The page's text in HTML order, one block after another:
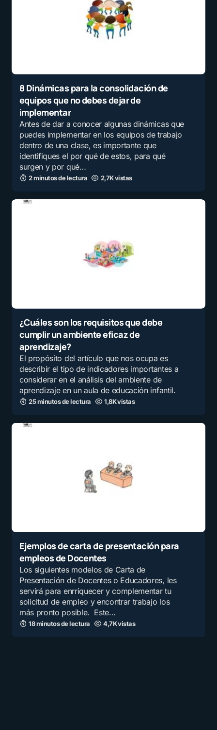
8 Dinámicas para la consolidación de
equipos que no debes dejar de
implementar
Antes de dar a conocer algunas dinámicas que
puedes implementar en los equipos de trabajo
dentro de una clase, es importante que
identifiques el por qué de estos, para qué
surgen y por qué…
2 minutos de lectura 2,7K vistas
¿Cuáles son los requisitos que debe
cumplir un ambiente eficaz de
aprendizaje?
El propósito del artículo que nos ocupa es
describir el tipo de indicadores importantes a
considerar en el análisis del ambiente de
aprendizaje en un aula de educación infantil.
25 minutos de lectura 1,8K vistas
Ejemplos de carta de presentación para
empleos de Docentes
Los siguientes modelos de Carta de
Presentación de Docentes o Educadores, les
servirá para enrriquecer y complementar tu
solicitud de empleo y encontrar trabajo los
más pronto posible. Este…
18 minutos de lectura 4,7K vistas